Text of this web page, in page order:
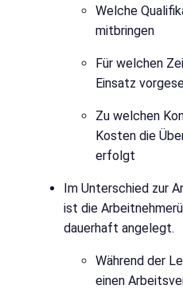
Welche
mitbringen
Für welchen
Einsatz
Zu welchen
Kosten die
erfolgt
Im Unterschied zur
ist die
dauerhaft angelegt.
Während der
einen